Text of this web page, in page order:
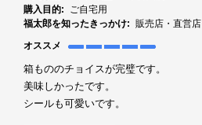
購入目的:
ご自宅用
福太郎を知ったきっかけ: 販売店・直営店
オススメ
箱もののチョイスが完璧です。
美味しかったです。
シールも可愛いです。